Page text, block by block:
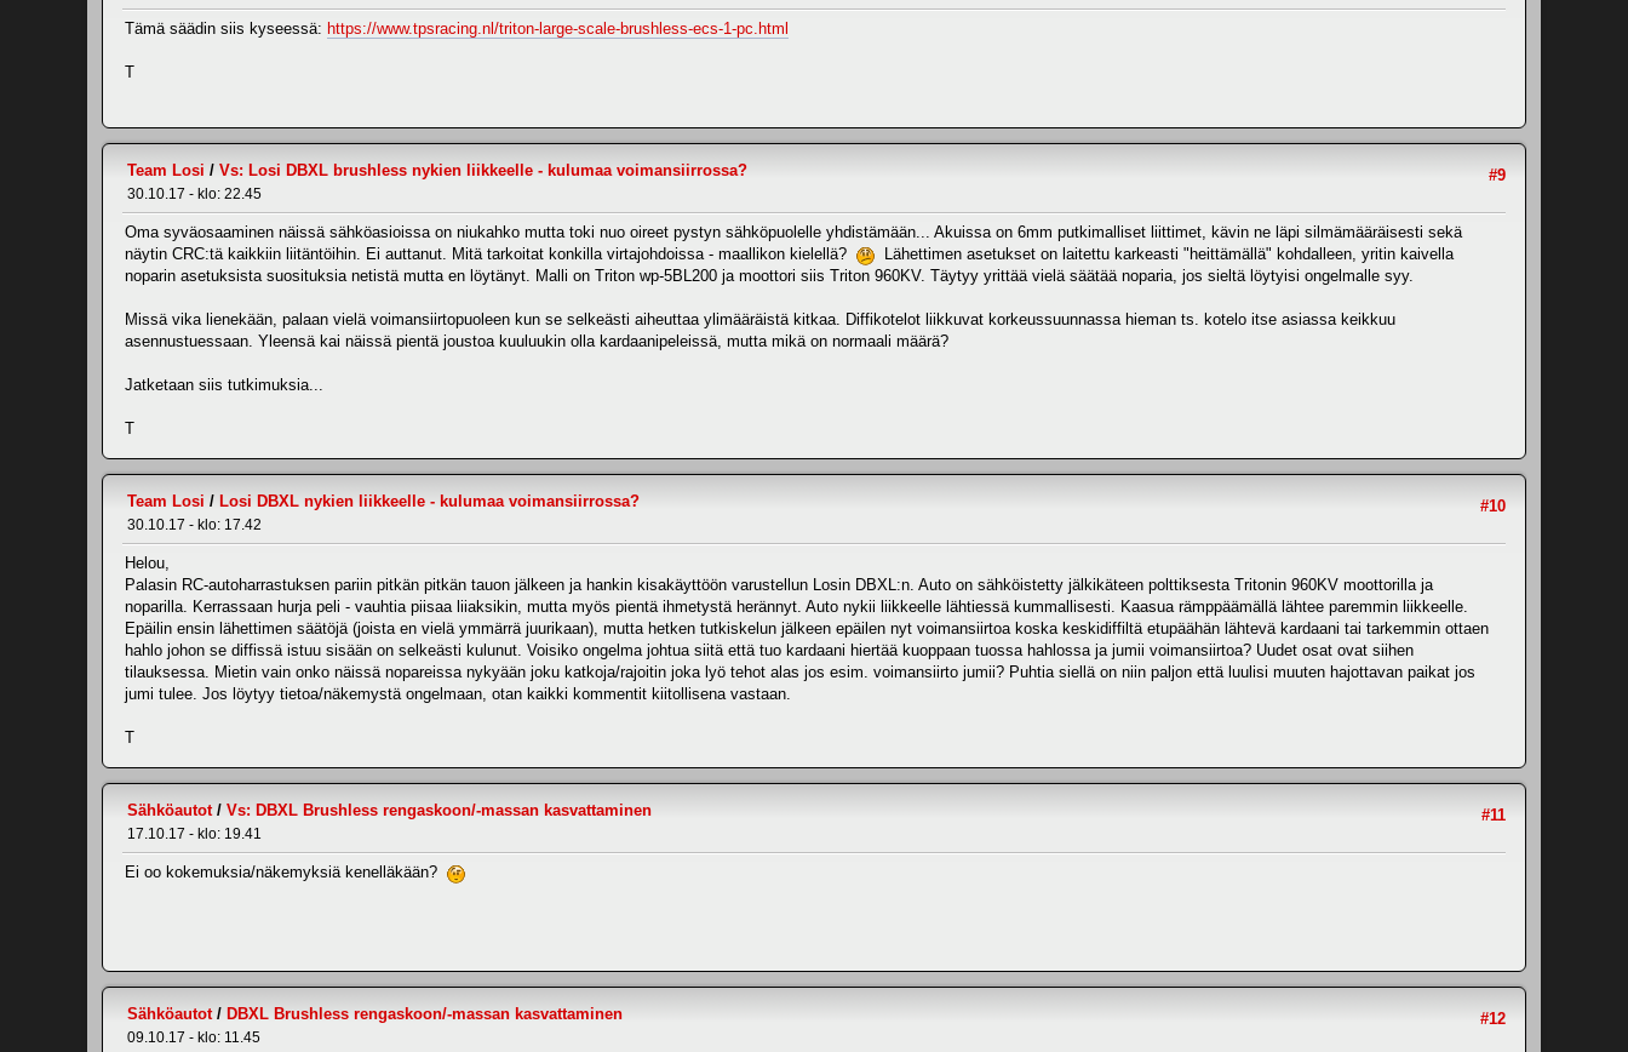
Tämä säädin siis kyseessä: https://www.tpsracing.nl/triton-large-scale-brushless-ecs-1-pc.html
T
#9
Team Losi / Vs: Losi DBXL brushless nykien liikkeelle - kulumaa voimansiirrossa?
30.10.17 - klo: 22.45
Oma syväosaaminen näissä sähköasioissa on niukahko mutta toki nuo oireet pystyn sähköpuolelle yhdistämään... Akuissa on 6mm putkimalliset liittimet, kävin ne läpi silmämääräisesti sekä
näytin CRC:tä kaikkiin liitäntöihin. Ei auttanut. Mitä tarkoitat konkilla virtajohdoissa - maallikon kielellä?
Lähettimen asetukset on laitettu karkeasti "heittämällä" kohdalleen, yritin kaivella
noparin asetuksista suosituksia netistä mutta en löytänyt. Malli on Triton wp-5BL200 ja moottori siis Triton 960KV. Täytyy yrittää vielä säätää noparia, jos sieltä löytyisi ongelmalle syy.
Missä vika lienekään, palaan vielä voimansiirtopuoleen kun se selkeästi aiheuttaa ylimääräistä kitkaa. Diffikotelot liikkuvat korkeussuunnassa hieman ts. kotelo itse asiassa keikkuu
asennustuessaan. Yleensä kai näissä pientä joustoa kuuluukin olla kardaanipeleissä, mutta mikä on normaali määrä?
Jatketaan siis tutkimuksia...
T
#10
Team Losi / Losi DBXL nykien liikkeelle - kulumaa voimansiirrossa?
30.10.17 - klo: 17.42
Helou,
Palasin RC-autoharrastuksen pariin pitkän pitkän tauon jälkeen ja hankin kisakäyttöön varustellun Losin DBXL:n. Auto on sähköistetty jälkikäteen polttiksesta Tritonin 960KV moottorilla ja
noparilla. Kerrassaan hurja peli - vauhtia piisaa liiaksikin, mutta myös pientä ihmetystä herännyt. Auto nykii liikkeelle lähtiessä kummallisesti. Kaasua rämppäämällä lähtee paremmin liikkeelle.
Epäilin ensin lähettimen säätöjä (joista en vielä ymmärrä juurikaan), mutta hetken tutkiskelun jälkeen epäilen nyt voimansiirtoa koska keskidiffiltä etupäähän lähtevä kardaani tai tarkemmin ottaen
hahlo johon se diffissä istuu sisään on selkeästi kulunut. Voisiko ongelma johtua siitä että tuo kardaani hiertää kuoppaan tuossa hahlossa ja jumii voimansiirtoa? Uudet osat ovat siihen
tilauksessa. Mietin vain onko näissä nopareissa nykyään joku katkoja/rajoitin joka lyö tehot alas jos esim. voimansiirto jumii? Puhtia siellä on niin paljon että luulisi muuten hajottavan paikat jos
jumi tulee. Jos löytyy tietoa/näkemystä ongelmaan, otan kaikki kommentit kiitollisena vastaan.
T
#11
Sähköautot/ Vs: DBXL Brushless rengaskoon/-massan kasvattaminen
17.10.17 - klo: 19.41
Ei oo kokemuksia/näkemyksiä kenelläkään?
#12
Sähköautot/ DBXL Brushless rengaskoon/-massan kasvattaminen
09.10.17 - klo: 11.45